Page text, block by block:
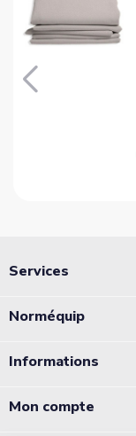
Services
Norméquip
Informations
Mon compte